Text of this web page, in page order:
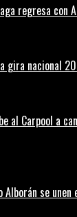
regresa con
gira nacional
al Carpool a
se unen